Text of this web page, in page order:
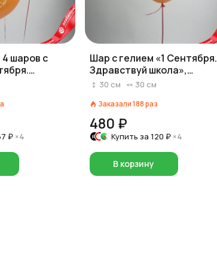
4 шаров с
30 см,
₽ ×4
Шар с гелием «1 Сентября.
Здравствуй школа»,
оранжевый, 30 см
30 см 30 см
Заказали188раз
480 ₽
Купить за 120 ₽ ×4
В корзину